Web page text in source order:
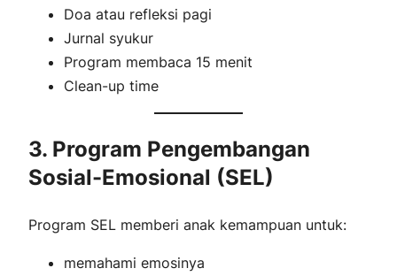
Doa atau refleksi pagi
Jurnal syukur
Program membaca 15 menit
Clean-up time
3. Program Pengembangan
Sosial-Emosional (SEL)
Program SEL memberi anak kemampuan untuk:
memahami emosinya